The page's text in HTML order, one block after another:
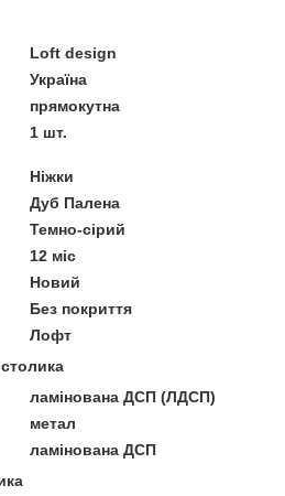
Loft design
Україна
прямокутна
1 шт.
Ніжки
Дуб Палена
Темно-сірий
12 міс
Новий
Без покриття
Лофт
ламінована ДСП (ЛДСП)
метал
ламінована ДСП